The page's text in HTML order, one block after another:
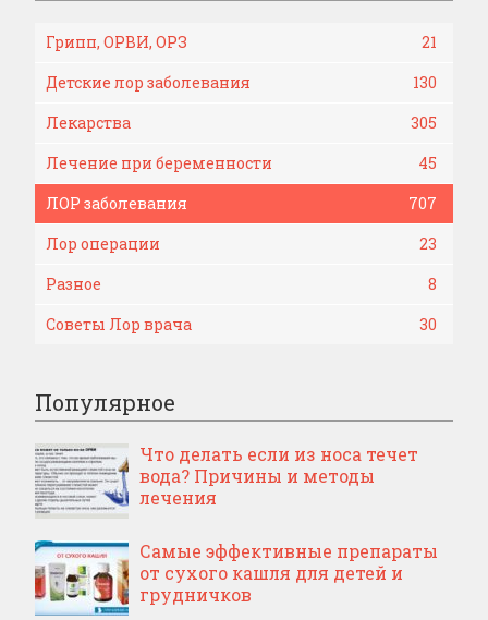
Грипп, ОРВИ, ОРЗ
21
Детские лор заболевания
130
Лекарства
305
Лечение при беременности
45
ЛОР заболевания
707
Лор операции
23
Разное
8
Советы Лор врача
30
Популярное
Что делать если из носа течет
вода? Причины и методы
лечения
Самые эффективные препараты
от сухого кашля для детей и
грудничков